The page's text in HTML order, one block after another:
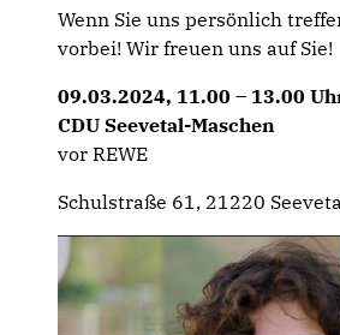
Wenn Sie uns persönlich
vorbei! Wir freuen uns auf Sie!
09.03.2024, 11.00 – 13.00
CDU Seevetal-Maschen
vor REWE
Schulstraße 61, 21220